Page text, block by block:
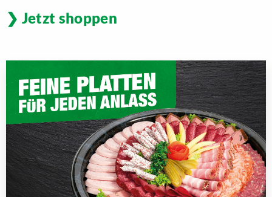
Jetzt shoppen